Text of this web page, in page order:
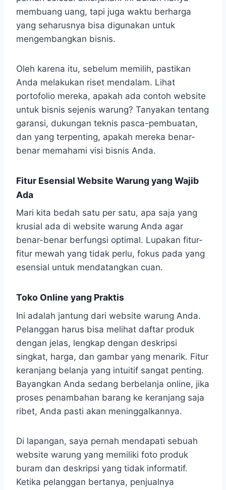
membuang uang, tapi juga waktu berharga
yang seharusnya bisa digunakan untuk
mengembangkan bisnis.
Oleh karena itu, sebelum memilih, pastikan
Anda melakukan riset mendalam. Lihat
portofolio mereka, apakah ada contoh website
untuk bisnis sejenis warung? Tanyakan tentang
garansi, dukungan teknis pasca-pembuatan,
dan yang terpenting, apakah mereka benar-
benar memahami visi bisnis Anda.
Fitur Esensial Website Warung yang Wajib
Ada
Mari kita bedah satu per satu, apa saja yang
krusial ada di website warung Anda agar
benar-benar berfungsi optimal. Lupakan fitur-
fitur mewah yang tidak perlu, fokus pada yang
esensial untuk mendatangkan cuan.
Toko Online yang Praktis
Ini adalah jantung dari website warung Anda.
Pelanggan harus bisa melihat daftar produk
dengan jelas, lengkap dengan deskripsi
singkat, harga, dan gambar yang menarik. Fitur
keranjang belanja yang intuitif sangat penting.
Bayangkan Anda sedang berbelanja online, jika
proses penambahan barang ke keranjang saja
ribet, Anda pasti akan meninggalkannya.
Di lapangan, saya pernah mendapati sebuah
website warung yang memiliki foto produk
buram dan deskripsi yang tidak informatif.
Ketika pelanggan bertanya, penjualnya